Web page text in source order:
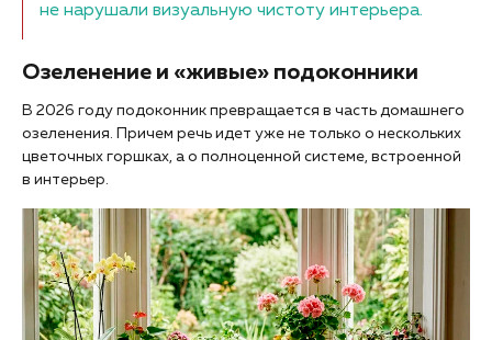
не нарушали визуальную чистоту интерьера.
Озеленение и «живые» подоконники
В 2026 году подоконник превращается в часть домашнего
озеленения. Причем речь идет уже не только о нескольких
цветочных горшках, а о полноценной системе, встроенной
в интерьер.